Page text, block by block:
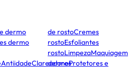
dermo
dermo
AntiidadeClareadores
de rostoCremes
rostoEsfoliantes
rostoLimpezaMaquiagem
dermoProtetores e